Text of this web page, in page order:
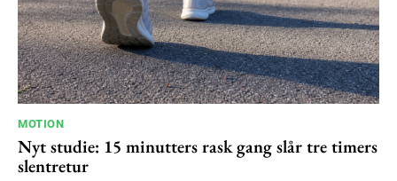
YEARLY PRICING MONTHLY PRICING
MOTION
Nyt studie: 15 minutters rask gang slår tre timers
slentretur